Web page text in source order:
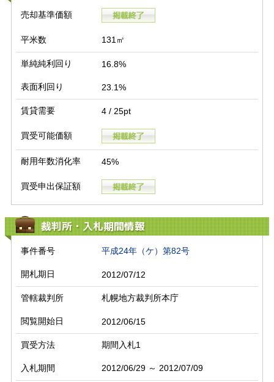
売却基準価額
平米数 131㎡
単純純利回り 16.8%
表面利回り 23.1%
賃貸需要 4 / 25pt
買受可能価額
耐用年数消化率 45%
買受申出保証額
裁判所・入札期間情報
事件番号 平成24年（ケ）第82号
開札期日 2012/07/12
管轄裁判所 札幌地方裁判所本庁
閲覧開始日 2012/06/15
買受方法 期間入札1
入札期間 2012/06/29 ～ 2012/07/09